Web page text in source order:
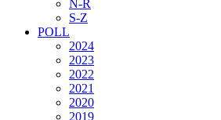
N-R
S-Z
POLL
2024
2023
2022
2021
2020
2019